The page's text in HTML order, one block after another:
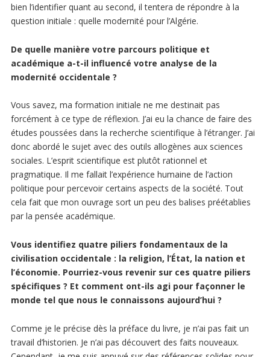
bien l’identifier quant au second, il tentera de répondre à la
question initiale : quelle modernité pour l’Algérie.
De quelle manière votre parcours politique et
académique a-t-il influencé votre analyse de la
modernité occidentale ?
Vous savez, ma formation initiale ne me destinait pas
forcément à ce type de réflexion. J’ai eu la chance de faire des
études poussées dans la recherche scientifique à l’étranger. J’ai
donc abordé le sujet avec des outils allogènes aux sciences
sociales. L’esprit scientifique est plutôt rationnel et
pragmatique. Il me fallait l’expérience humaine de l’action
politique pour percevoir certains aspects de la société. Tout
cela fait que mon ouvrage sort un peu des balises préétablies
par la pensée académique.
Vous identifiez quatre piliers fondamentaux de la
civilisation occidentale : la religion, l’État, la nation et
l’économie. Pourriez-vous revenir sur ces quatre piliers
spécifiques ? Et comment ont-ils agi pour façonner le
monde tel que nous le connaissons aujourd’hui ?
Comme je le précise dès la préface du livre, je n’ai pas fait un
travail d’historien. Je n’ai pas découvert des faits nouveaux.